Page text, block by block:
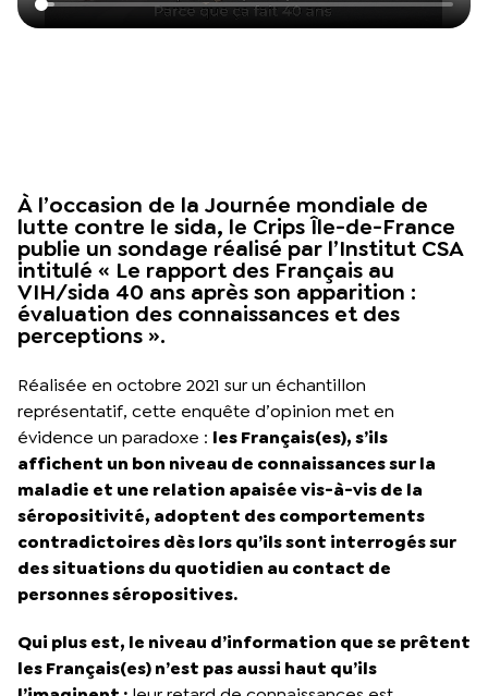
À l’occasion de la Journée mondiale de
lutte contre le sida, le Crips Île-de-France
publie un sondage réalisé par l’Institut CSA
intitulé « Le rapport des Français au
VIH/sida 40 ans après son apparition :
évaluation des connaissances et des
perceptions ».
Réalisée en octobre 2021 sur un échantillon
représentatif, cette enquête d’opinion met en
évidence un paradoxe : les Français(es), s’ils
affichent un bon niveau de connaissances sur la
maladie et une relation apaisée vis-à-vis de la
séropositivité, adoptent des comportements
contradictoires dès lors qu’ils sont interrogés sur
des situations du quotidien au contact de
personnes séropositives.
Qui plus est, le niveau d’information que se prêtent
les Français(es) n’est pas aussi haut qu’ils